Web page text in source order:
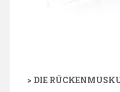
> DIE